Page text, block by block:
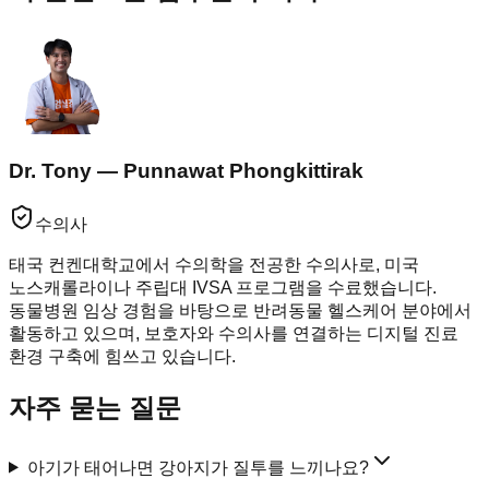
Dr. Tony — Punnawat Phongkittirak
수의사
태국 컨켄대학교에서 수의학을 전공한 수의사로, 미국
노스캐롤라이나 주립대 IVSA 프로그램을 수료했습니다.
동물병원 임상 경험을 바탕으로 반려동물 헬스케어 분야에서
활동하고 있으며, 보호자와 수의사를 연결하는 디지털 진료
환경 구축에 힘쓰고 있습니다.
자주 묻는 질문
아기가 태어나면 강아지가 질투를 느끼나요?